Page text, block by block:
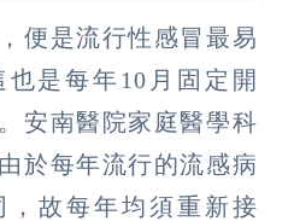
便是流行性感冒最易
是每年10月固定開
安南醫院家庭醫學科
於每年流行的流感病
，故每年均須重新接